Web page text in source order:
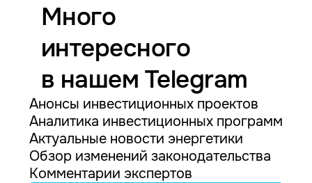
Много
интересного
в нашем Telegram
Анонсы инвестиционных проектов
Аналитика инвестиционных программ
Актуальные новости энергетики
Обзор изменений законодательства
Комментарии экспертов